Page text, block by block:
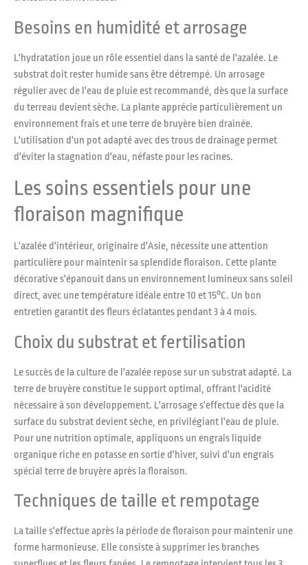
Besoins en humidité et arrosage
L'hydratation joue un rôle essentiel dans la santé de l'azalée. Le
substrat doit rester humide sans être détrempé. Un arrosage
régulier avec de l'eau de pluie est recommandé, dès que la surface
du terreau devient sèche. La plante apprécie particulièrement un
environnement frais et une terre de bruyère bien drainée.
L'utilisation d'un pot adapté avec des trous de drainage permet
d'éviter la stagnation d'eau, néfaste pour les racines.
Les soins essentiels pour une
floraison magnifique
L'azalée d'intérieur, originaire d'Asie, nécessite une attention
particulière pour maintenir sa splendide floraison. Cette plante
décorative s'épanouit dans un environnement lumineux sans soleil
direct, avec une température idéale entre 10 et 15°C. Un bon
entretien garantit des fleurs éclatantes pendant 3 à 4 mois.
Choix du substrat et fertilisation
Le succès de la culture de l'azalée repose sur un substrat adapté. La
terre de bruyère constitue le support optimal, offrant l'acidité
nécessaire à son développement. L'arrosage s'effectue dès que la
surface du substrat devient sèche, en privilégiant l'eau de pluie.
Pour une nutrition optimale, appliquons un engrais liquide
organique riche en potasse en sortie d'hiver, suivi d'un engrais
spécial terre de bruyère après la floraison.
Techniques de taille et rempotage
La taille s'effectue après la période de floraison pour maintenir une
forme harmonieuse. Elle consiste à supprimer les branches